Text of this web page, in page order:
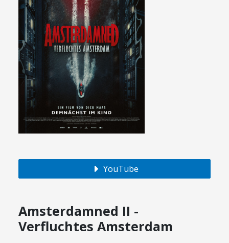
YouTube
Amsterdamned II -
Verfluchtes Amsterdam